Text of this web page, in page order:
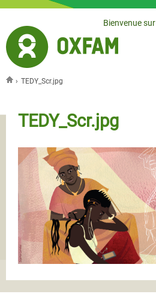
Bienvenue sur
› TEDY_Scr.jpg
TEDY_Scr.jpg